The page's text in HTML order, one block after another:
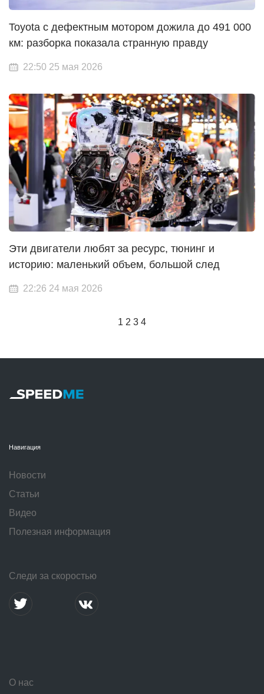
Toyota с дефектным мотором дожила до 491 000
км: разборка показала странную правду
22:50 25 мая 2026
Эти двигатели любят за ресурс, тюнинг и
историю: маленький объем, большой след
22:26 24 мая 2026
1 2 3 4
Навигация
Новости
Статьи
Видео
Полезная информация
Следи за скоростью
О нас